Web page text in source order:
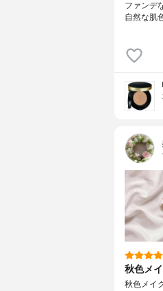
ファンデ
自然な肌
秋色メ
秋色メイ